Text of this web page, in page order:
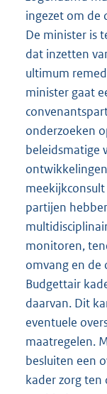
ingezet om de
De minister is
dat inzetten
ultimum
minister gaat
onderzoeken
beleidsmatige
partijen
monitoren,
omvang en de
Budgettair
daarvan. Dit
eventuele
maatregelen.
besluiten een
kader zorg ten